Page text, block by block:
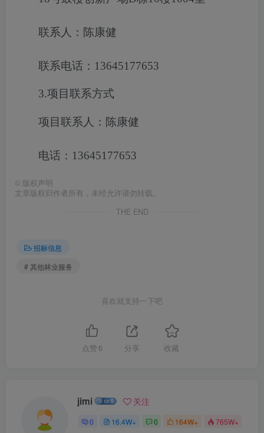
联系人：陈康健
联系电话：13645177653
3.项目联系方式
项目联系人：陈康健
电话：13645177653
© 版权声明
文章版权归作者所有，未经允许请勿转载。
THE END
招标信息
# 其他林业服务
喜欢就支持一下吧
点赞 6 分享 收藏
jimi 关注
0 16.4W+ 0 164W+ 765W+